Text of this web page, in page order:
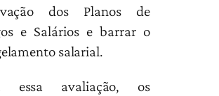
dos Planos de
e Salários e barrar o
salarial.
essa avaliação, os